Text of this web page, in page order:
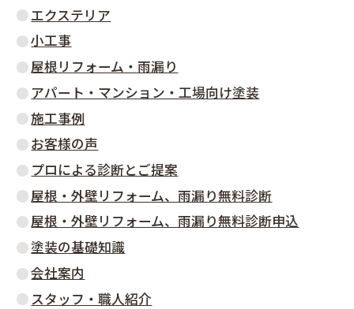
エクステリア
小工事
屋根リフォーム・雨漏り
アパート・マンション・工場向け塗装
施工事例
お客様の声
プロによる診断とご提案
屋根・外壁リフォーム、雨漏り無料診断
屋根・外壁リフォーム、雨漏り無料診断申込
塗装の基礎知識
会社案内
スタッフ・職人紹介